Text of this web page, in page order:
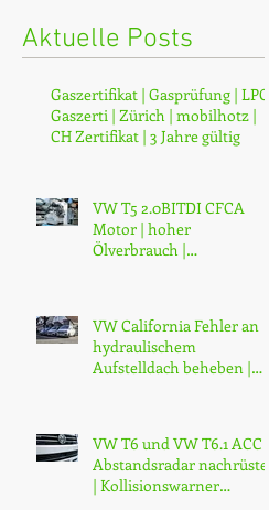
Aktuelle Posts
Gaszertifikat | Gasprüfung | LPG |
Gaszerti | Zürich | mobilhotz |
CH Zertifikat | 3 Jahre gültig
VW T5 2.0BITDI CFCA
Motor | hoher
Ölverbrauch |
VW California Fehler an
hydraulischem
Aufstelldach beheben |
VW T6 und VW T6.1 ACC
Abstandsradar nachrüsten
| Kollisionswarner